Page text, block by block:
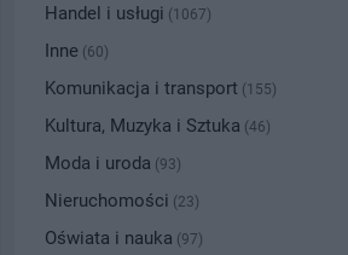
Handel i usługi (1067)
Inne (60)
Komunikacja i transport (155)
Kultura, Muzyka i Sztuka (46)
Moda i uroda (93)
Nieruchomości (23)
Oświata i nauka (97)